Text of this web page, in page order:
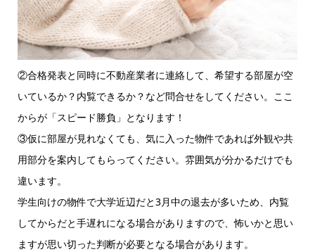
②合格発表と同時に不動産業者に連絡して、希望する部屋が空
いているか？内覧できるか？など問合せをしてください。ここ
からが「スピード勝負」となります！
③仮に部屋が見れなくても、気に入った物件であれば外観や共
用部分を案内してもらってください。雰囲気が分かるだけでも
違います。
学生向けの物件で大学近辺だと3月中の退去が多いため、内覧
してからだと手遅れになる場合がありますので、怖いかと思い
ますが思い切った判断が必要となる場合があります。